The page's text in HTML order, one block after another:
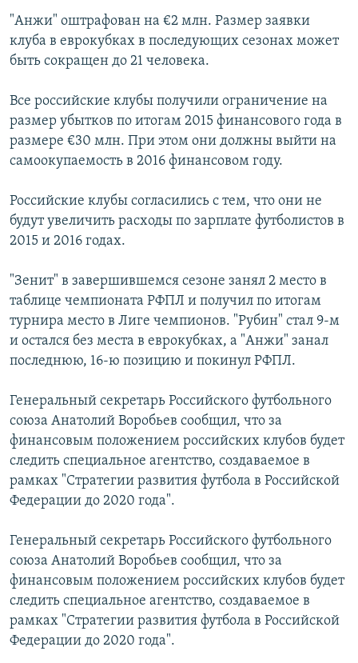
"Анжи" оштрафован на €2 млн. Размер заявки
клуба в еврокубках в последующих сезонах может
быть сокращен до 21 человека.
Все российские клубы получили ограничение на
размер убытков по итогам 2015 финансового года в
размере €30 млн. При этом они должны выйти на
самоокупаемость в 2016 финансовом году.
Российские клубы согласились с тем, что они не
будут увеличить расходы по зарплате футболистов в
2015 и 2016 годах.
"Зенит" в завершившемся сезоне занял 2 место в
таблице чемпионата РФПЛ и получил по итогам
турнира место в Лиге чемпионов. "Рубин" стал 9-м
и остался без места в еврокубках, а "Анжи" занал
последнюю, 16-ю позицию и покинул РФПЛ.
Генеральный секретарь Российского футбольного
союза Анатолий Воробьев сообщил, что за
финансовым положением российских клубов будет
следить специальное агентство, создаваемое в
рамках "Стратегии развития футбола в Российской
Федерации до 2020 года".
Генеральный секретарь Российского футбольного
союза Анатолий Воробьев сообщил, что за
финансовым положением российских клубов будет
следить специальное агентство, создаваемое в
рамках "Стратегии развития футбола в Российской
Федерации до 2020 года".